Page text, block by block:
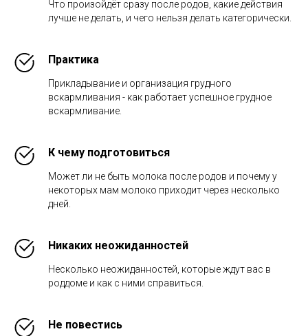
Что произойдёт сразу после родов, какие действия
лучше не делать, и чего нельзя делать категорически.
Практика
Прикладывание и организация грудного
вскармливания - как работает успешное грудное
вскармливание.
К чему подготовиться
Может ли не быть молока после родов и почему у
некоторых мам молоко приходит через несколько
дней.
Никаких неожиданностей
Несколько неожиданностей, которые ждут вас в
роддоме и как с ними справиться.
Не повестись